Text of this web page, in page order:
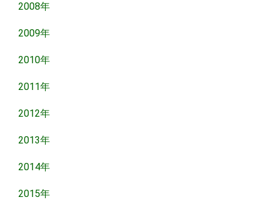
2008年
2009年
2010年
2011年
2012年
2013年
2014年
2015年